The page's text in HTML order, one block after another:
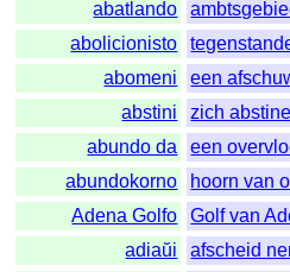
abatlando
abolicionisto
abomeni
een
abstini
zich
abundo da
een
abundokorno
hoorn van
Adena Golfo
Golf van
adiaŭi
afscheid